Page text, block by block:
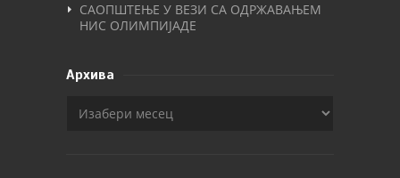
САОПШТЕЊЕ У ВЕЗИ СА ОДРЖАВАЊЕМ
НИС ОЛИМПИЈАДЕ
Архива